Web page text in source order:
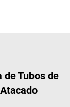
Tubos de